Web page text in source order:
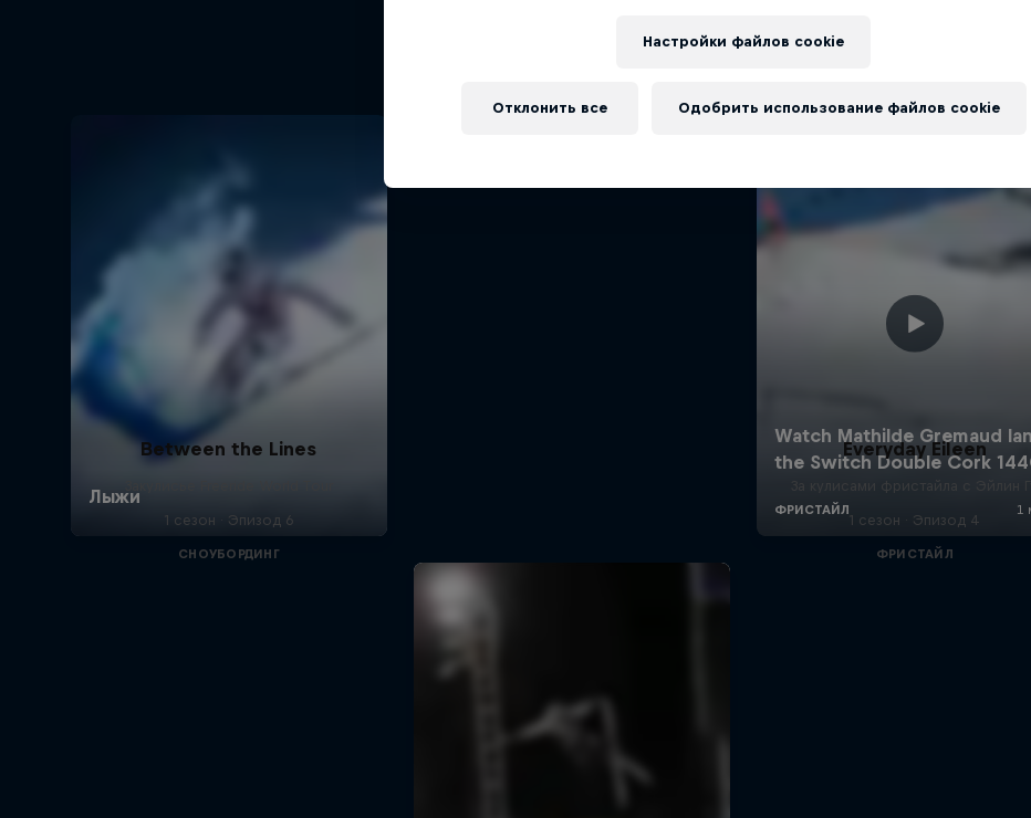
Еще
Фристайл-лыжник Маркус Эдер
ЛЫЖИ
Between the Lines
1 сезон · Эпизод 6
СНОУБОРДИНГ
Everyday Eileen
За кулисами фристайла с Эйлин Гу
1 сезон · Эпизод 4
ФРИСТАЙЛ
Настройки файлов cookie
Отклонить все Одобрить использование файлов cookie